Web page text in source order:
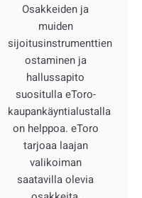
Osakkeiden ja
muiden
sijoitusinstrumenttien
ostaminen ja
hallussapito
suositulla eToro-
kaupankäyntialustalla
on helppoa. eToro
tarjoaa laajan
valikoiman
saatavilla olevia